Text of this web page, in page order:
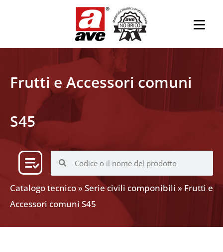
Frutti e Accessori comuni
S45
Catalogo tecnico»Serie civili componibili » Frutti e
Accessori comuni S45